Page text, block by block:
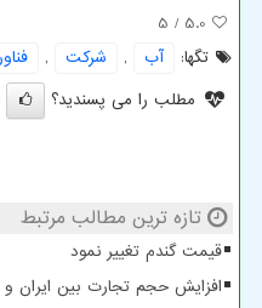
5.0
/ 5
تگها:
آب , شركت ,
مطلب را می پسندید؟
تازه ترین مطالب مرتبط
قیمت گندم تغییر نمود
افزایش حجم تجارت بین ایران و پاکستان